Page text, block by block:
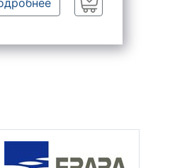
Заказать